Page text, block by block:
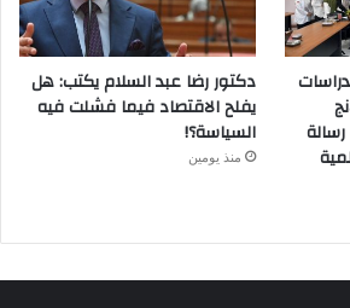
دكتور رضا عبد السلام يكتب: هل
يفلح الاقتصاد فيما فشلت فيه
السياسة؟!
منذ يومين